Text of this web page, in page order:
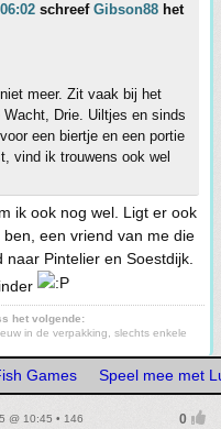
schreef Gibson88 het
meer. Zit vaak bij het
Wacht, Drie. Uiltjes en sinds
een biertje en een portie
vind ik trouwens ook wel
ik ook nog wel. Ligt er ook
een vriend van me die
Pintelier en Soestdijk.
het volgende:
in de verpakking, slechts enkele
Games Speel mee met
@ 10:45 • 146